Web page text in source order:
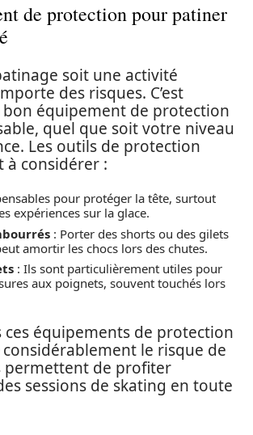
de protection pour patiner
soit une activité
des risques. C’est
équipement de protection
quel que soit votre niveau
Les outils de protection
à considérer :
pour protéger la tête, surtout
expériences sur la glace.
: Porter des shorts ou des gilets
amortir les chocs lors des chutes.
: Ils sont particulièrement utiles pour
aux poignets, souvent touchés lors
ces équipements de protection
le risque de
permettent de profiter
sessions de skating en toute